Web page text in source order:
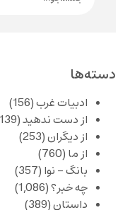
دسته‌ها
ادبیات غرب(156)
از دست ندهید(139)
از دیگران(253)
از ما (760)
بانگ – نوا (357)
چه خبر؟(1,086)
داستان(389)